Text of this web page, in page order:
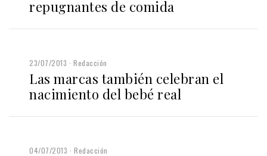
repugnantes de comida
23/07/2013 Redacción
Las marcas también celebran el
nacimiento del bebé real
04/07/2013 Redacción